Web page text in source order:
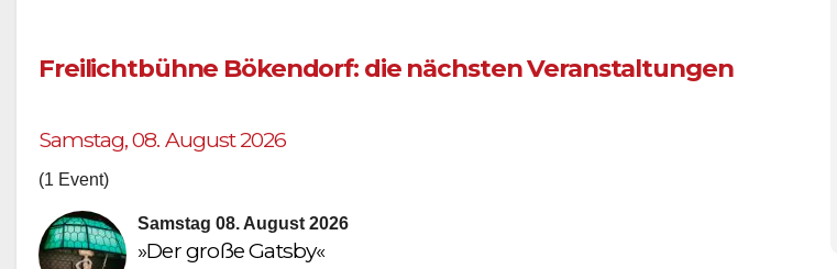
Freilichtbühne Bökendorf: die nächsten Veranstaltungen
Samstag, 08. August 2026
(1 Event)
Samstag 08. August 2026
»Der große Gatsby«